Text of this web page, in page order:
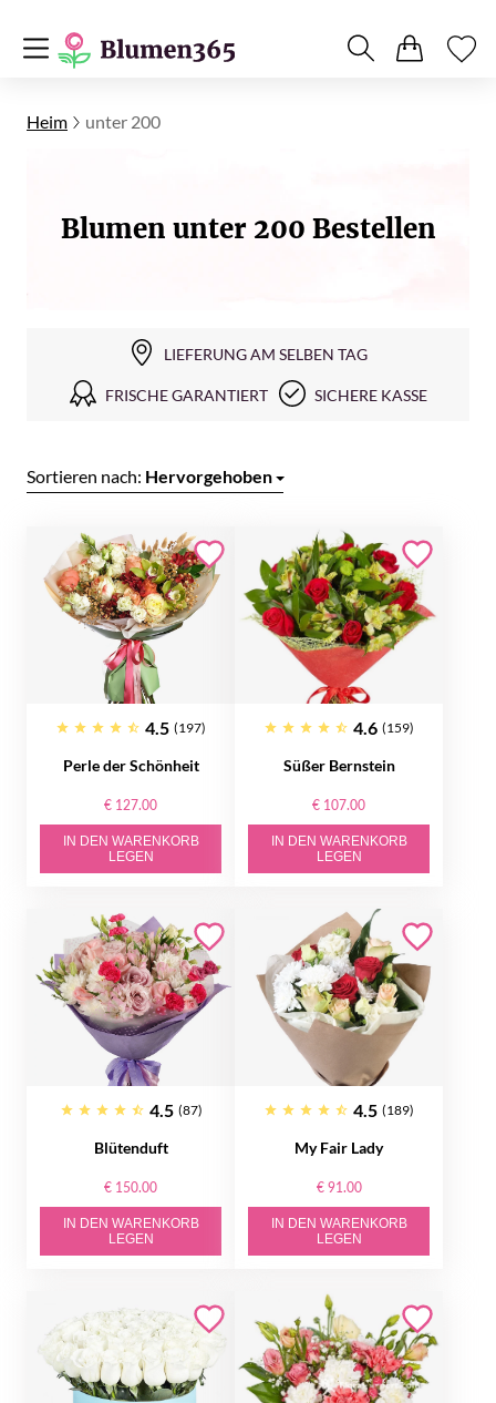
Heim unter 200
Blumen unter 200 Bestellen
LIEFERUNG AM SELBEN TAG
FRISCHE GARANTIERT SICHERE KASSE
Sortieren nach: Hervorgehoben
4.5 (197)
Perle der Schönheit
€ 127.00
IN DEN WARENKORB
LEGEN
4.6 (159)
Süßer Bernstein
€ 107.00
IN DEN WARENKORB
LEGEN
4.5 (87)
Blütenduft
€ 150.00
IN DEN WARENKORB
LEGEN
4.5 (189)
My Fair Lady
€ 91.00
IN DEN WARENKORB
LEGEN